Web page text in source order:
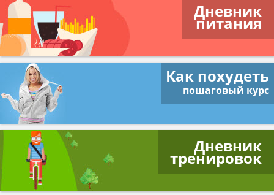
Дневник
питания
Как похудеть
пошаговый курс
Дневник
тренировок